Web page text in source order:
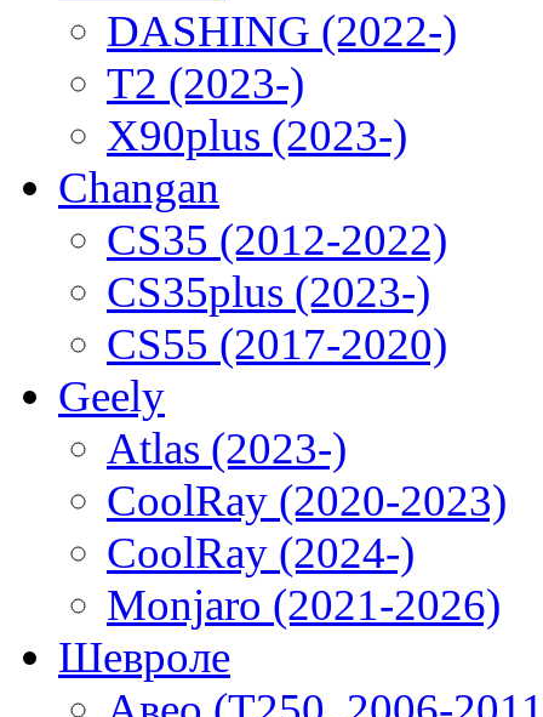
DASHING (2022-)
T2 (2023-)
X90plus (2023-)
Changan
CS35 (2012-2022)
CS35plus (2023-)
CS55 (2017-2020)
Geely
Atlas (2023-)
CoolRay (2020-2023)
CoolRay (2024-)
Monjaro (2021-2026)
Шевроле